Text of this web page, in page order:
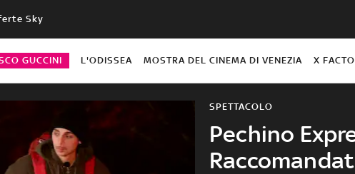
Sky
GUCCINI L'ODISSEA MOSTRA DEL CINEMA DI VENEZIA X
Pechino
SPETTACOLO